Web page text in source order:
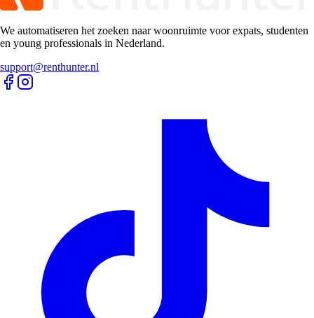
We automatiseren het zoeken naar woonruimte voor expats, studenten
en young professionals in Nederland.
support@renthunter.nl